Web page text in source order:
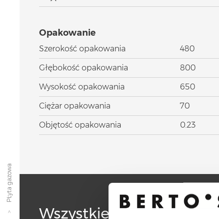
PŁyta gazowa
Opakowanie
Szerokość opakowania 480
Głębokość opakowania 800
Wysokość opakowania 650
Ciężar opakowania 70
Objętość opakowania 0.23
Wszystkie produkty linii